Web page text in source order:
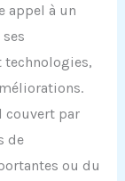
appel à un
technologies,
couvert par
de
ou du